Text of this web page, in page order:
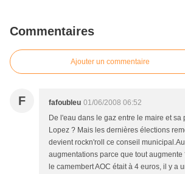
Commentaires
Ajouter un commentaire
F fafoubleu 01/06/2008 06:52
De l'eau dans le gaz entre le maire et sa
Lopez ? Mais les dernières élections
devient rockn'roll ce conseil
augmentations parce que tout augmente
le camembert AOC était à 4 euros, il y a